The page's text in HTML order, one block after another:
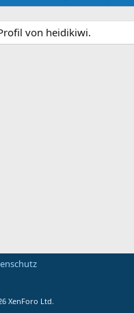
von heidikiwi.
XenForo Ltd.